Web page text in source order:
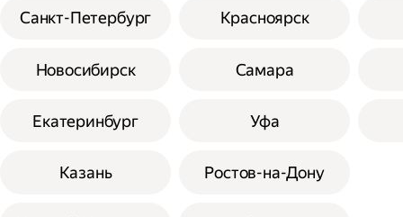
Санкт-Петербург
Новосибирск
Екатеринбург
Казань
Красноярск
Самара
Уфа
Ростов-на-Дону